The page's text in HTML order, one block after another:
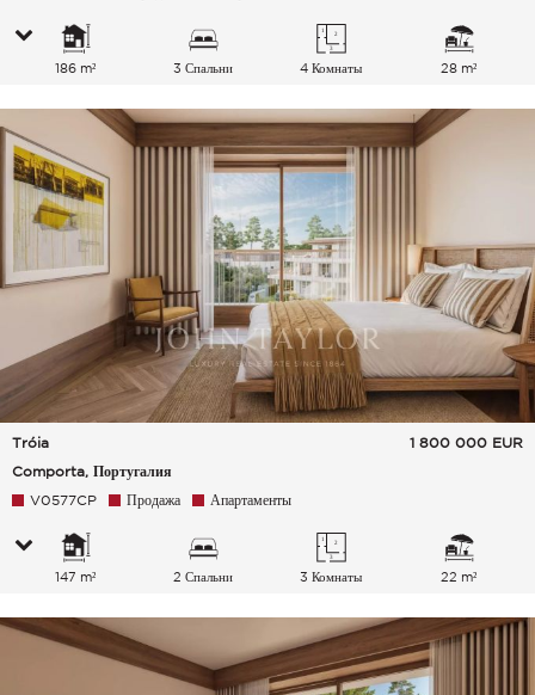
186 m² 3 Спальни 4 Комнаты 28 m²
Tróia
Comporta, Португалия
1 800 000 EUR
V0577CP Продажа Апартаменты
147 m² 2 Спальни 3 Комнаты 22 m²